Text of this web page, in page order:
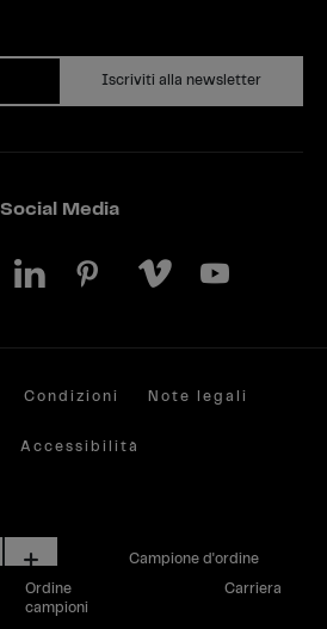
Ordine
campioni
Carriera
Campione d'ordine
Iscriviti alla newsletter
Social Media
Condizioni Note legali
Accessibilità